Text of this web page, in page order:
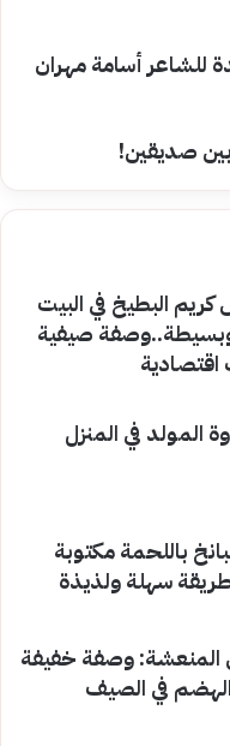
للشاعر أسامة مهران
صديقين!
البطيخ في البيت
صيفية
المولد في المنزل
باللحمة مكتوبة
سهلة ولذيذة
المنعشة: وصفة خفيفة
في الصيف